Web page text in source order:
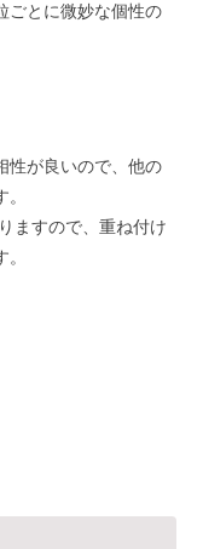
ごとに微妙な個性の
性が良いので、他の
ますので、重ね付け